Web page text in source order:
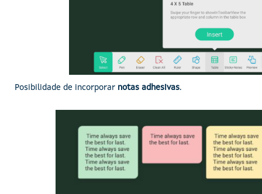
Posibilidade de incorporar notas adhesivas.